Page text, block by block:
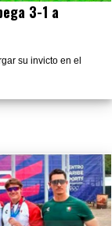
3-1 a
su invicto en el